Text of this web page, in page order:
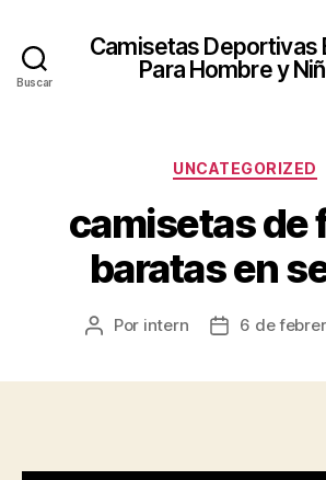
Buscar
Camisetas Deportivas
Para Hombre y
UNCATEGORIZED
camisetas de
baratas en
Autor
Por intern
Fecha
6 de